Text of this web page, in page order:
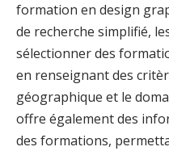
formation en design
de recherche simplifié,
sélectionner des
en renseignant des
géographique et le
offre également des
des formations,